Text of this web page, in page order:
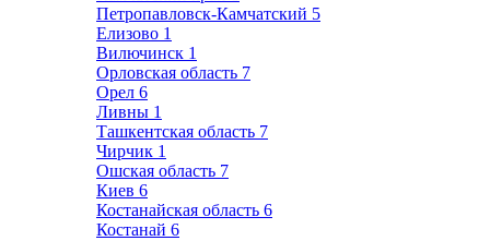
Петропавловск-Камчатский 5
Елизово 1
Вилючинск 1
Орловская область 7
Орел 6
Ливны 1
Ташкентская область 7
Чирчик 1
Ошская область 7
Киев 6
Костанайская область 6
Костанай 6